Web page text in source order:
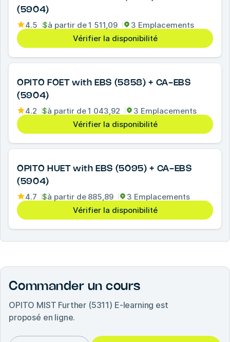
(5904)
4.5 $à partir de1 511,09
3 Emplacements
Vérifier la disponibilité
OPITO FOET with EBS (5858) + CA-EBS
(5904)
4.2 $à partir de1 043,92
3 Emplacements
Vérifier la disponibilité
OPITO HUET with EBS (5095) + CA-EBS
(5904)
4.7 $à partir de 885,89
3 Emplacements
Vérifier la disponibilité
Commander un cours
OPITO MIST Further (5311) E-learning est
proposé en ligne.